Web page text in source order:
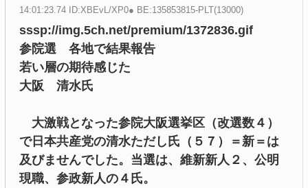
14:01:23.74 ID:XBEvL/XP0● BE:135853815-PLT(13000)
sssp://img.5ch.net/premium/1372836.gif
参院選 各地で結果報告
若い層の期待感じた
大阪 清水氏
大激戦となった参院大阪選挙区（改選数４）
で日本共産党の清水ただし氏（５７）＝新＝は
及びませんでした。当選は、維新新人２、公明
現職、参政新人の４氏。